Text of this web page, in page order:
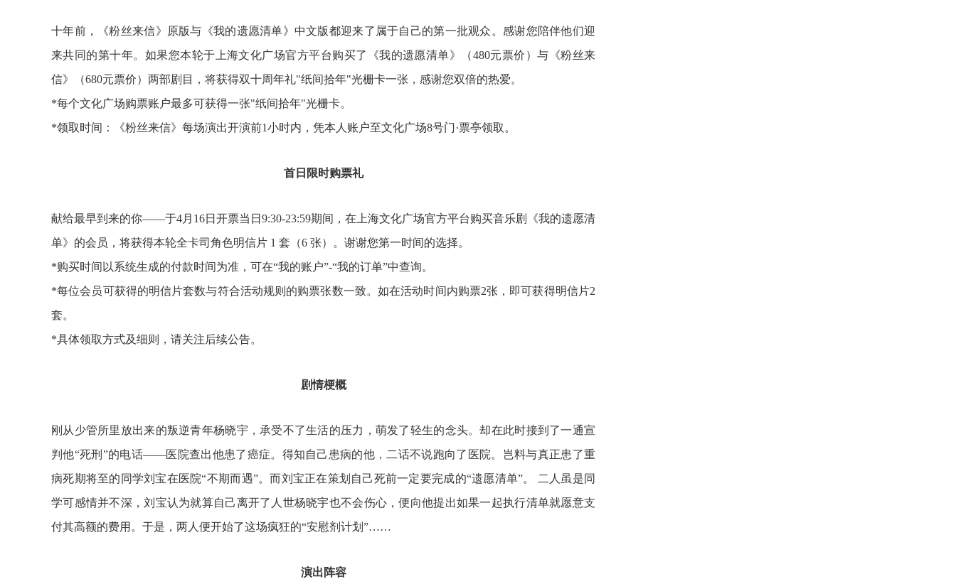
十年前，《粉丝来信》原版与《我的遗愿清单》中文版都迎来了属于自己的第一批观众。感谢您陪伴他们迎
来共同的第十年。如果您本轮于上海文化广场官方平台购买了《我的遗愿清单》（480元票价）与《粉丝来
信》（680元票价）两部剧目，将获得双十周年礼"纸间拾年"光栅卡一张，感谢您双倍的热爱。
*每个文化广场购票账户最多可获得一张"纸间拾年"光栅卡。
*领取时间：《粉丝来信》每场演出开演前1小时内，凭本人账户至文化广场8号门·票亭领取。
首日限时购票礼
献给最早到来的你——于4月16日开票当日9:30-23:59期间，在上海文化广场官方平台购买音乐剧《我的遗愿清
单》的会员，将获得本轮全卡司角色明信片 1 套（6 张）。谢谢您第一时间的选择。
*购买时间以系统生成的付款时间为准，可在“我的账户”-“我的订单”中查询。
*每位会员可获得的明信片套数与符合活动规则的购票张数一致。如在活动时间内购票2张，即可获得明信片2
套。
*具体领取方式及细则，请关注后续公告。
剧情梗概
刚从少管所里放出来的叛逆青年杨晓宇，承受不了生活的压力，萌发了轻生的念头。却在此时接到了一通宣
判他“死刑”的电话——医院查出他患了癌症。得知自己患病的他，二话不说跑向了医院。岂料与真正患了重
病死期将至的同学刘宝在医院“不期而遇”。而刘宝正在策划自己死前一定要完成的“遗愿清单”。 二人虽是同
学可感情并不深，刘宝认为就算自己离开了人世杨晓宇也不会伤心，便向他提出如果一起执行清单就愿意支
付其高额的费用。于是，两人便开始了这场疯狂的“安慰剂计划”……
演出阵容